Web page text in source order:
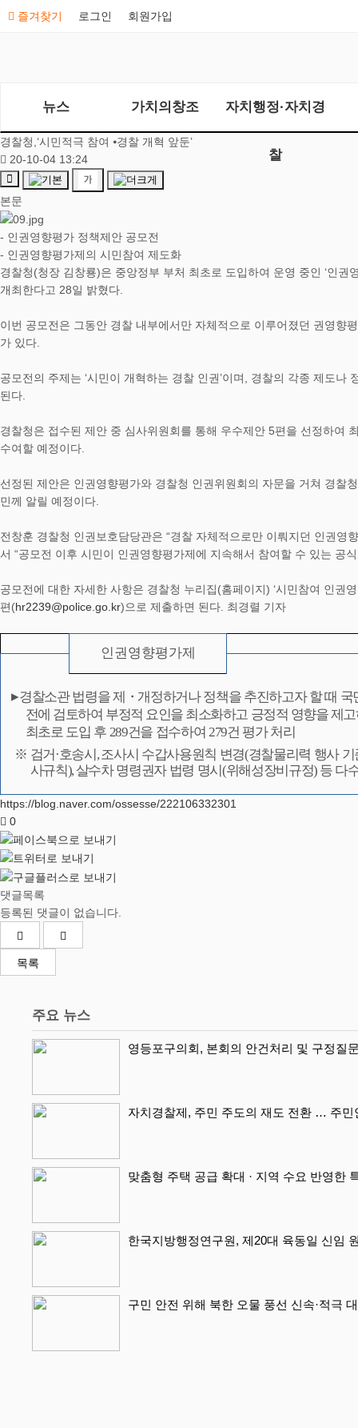
즐겨찾기 로그인 회원가입
뉴스 가치의창조 자치행정·자치경
찰
경찰청,‘시민적극 참여 ⦁경찰 개혁 앞둔’
20-10-04 13:24
본문
- 인권영향평가 정책제안 공모전
- 인권영향평가제의 시민참여 제도화
경찰청(청장 김창룡)은 중앙정부 부처 최초로 도입하여 운영 중인 ‘인권
개최한다고 28일 밝혔다.
이번 공모전은 그동안 경찰 내부에서만 자체적으로 이루어졌던 권영향
가 있다.
공모전의 주제는 ‘시민이 개혁하는 경찰 인권’이며, 경찰의 각종 제도
된다.
경찰청은 접수된 제안 중 심사위원회를 통해 우수제안 5편을 선정하여
수여할 예정이다.
선정된 제안은 인권영향평가와 경찰청 인권위원회의 자문을 거쳐 경
민께 알릴 예정이다.
전창훈 경찰청 인권보호담당관은 “경찰 자체적으로만 이뤄지던 인권
서 “공모전 이후 시민이 인권영향평가제에 지속해서 참여할 수 있는 공
공모전에 대한 자세한 사항은 경찰청 누리집(홈페이지) ‘시민참여 인권
편(hr2239@police.go.kr)으로 제출하면 된다. 최경렬 기자
인권영향평가제
▸경찰소관 법령을 제 ・ 개정하거나 정책을 추진하고자 할 때
전에 검토하여 부정적 요인을 최소화하고 긍정적 영향을 제
최초로 도입 후 289건을 접수하여279건 평가 처리
※ 검거 ·호송시,조사시 수갑사용원칙 변경(경찰물리력 행사 기
사규칙), 살수차 명령권자 법령 명시(위해성장비규정) 등 다
https://blog.naver.com/ossesse/222106332301
0
댓글목록
등록된 댓글이 없습니다.
목록
주요 뉴스
영등포구의회, 본회의 안건처리 및 구정질
자치경찰제, 주민 주도의 재도 전환 … 주
맞춤형 주택 공급 확대 · 지역 수요 반영한
한국지방행정연구원, 제20대 육동일 신임
구민 안전 위해 북한 오물 풍선 신속·적극 대